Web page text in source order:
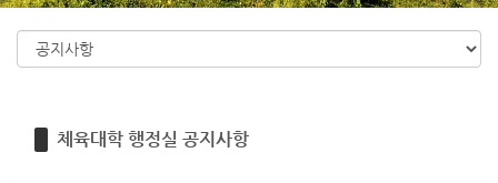
체육대학 행정실 공지사항